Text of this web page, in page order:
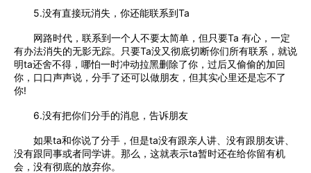
5.没有直接玩消失，你还能联系到Ta
网路时代，联系到一个人不要太简单，但只要Ta 有心，一定
有办法消失的无影无踪。只要Ta没又彻底切断你们所有联系，就说
明ta还舍不得，哪怕一时冲动拉黑删除了你，过后又偷偷的加回
你，口口声声说，分手了还可以做朋友，但其实心里还是忘不了
你!
6.没有把你们分手的消息，告诉朋友
如果ta和你说了分手，但是ta没有跟亲人讲、没有跟朋友讲、
没有跟同事或者同学讲。那么，这就表示ta暂时还在给你留有机
会，没有彻底的放弃你。